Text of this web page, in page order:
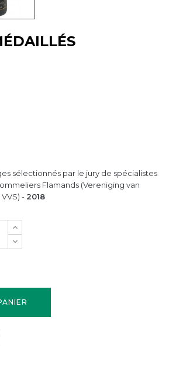
sélectionnés par le jury de spécialistes
Flamands (Vereniging van
, VVS) - 2018